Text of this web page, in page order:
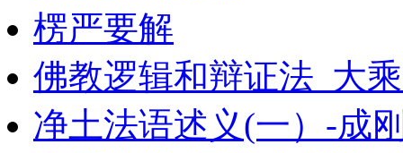
楞严要解
佛教逻辑和辩证法_大
净土法语述义(一）-成